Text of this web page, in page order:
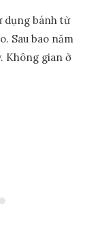
Xuân Diệu,
quán thơm
và ấn tượng